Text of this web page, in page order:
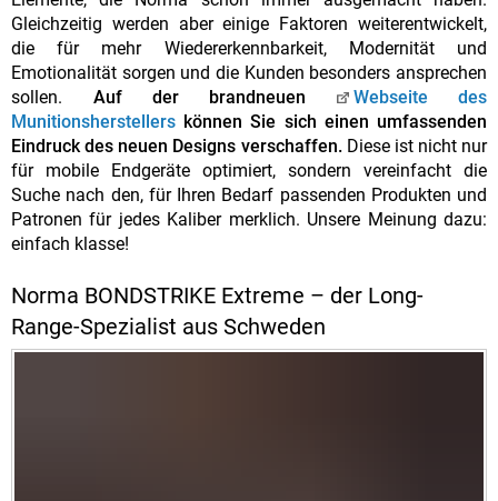
Gleichzeitig werden aber einige Faktoren weiterentwickelt,
die für mehr Wiedererkennbarkeit, Modernität und
Emotionalität sorgen und die Kunden besonders ansprechen
sollen. Auf der brandneuen
Webseite des
Munitionsherstellers können Sie sich einen umfassenden
Eindruck des neuen Designs verschaffen.Diese ist nicht nur
für mobile Endgeräte optimiert, sondern vereinfacht die
Suche nach den, für Ihren Bedarf passenden Produkten und
Patronen für jedes Kaliber merklich. Unsere Meinung dazu:
einfach klasse!
Norma BONDSTRIKE Extreme – der Long-
Range-Spezialist aus Schweden